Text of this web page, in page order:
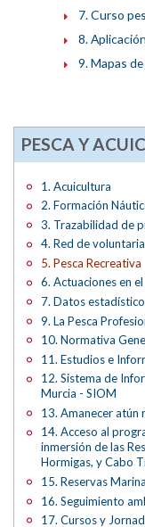
7. Curso
8.
9. Mapas
PESCA Y
1. Acuicultura
2. Formación
3. Trazabilidad de
4. Red de
5. Pesca Recreativa
6. Actuaciones en
7. Datos
9. La Pesca
10. Normativa
11. Estudios e
12. Sistema de
Murcia - SIOM
13. Amanecer atún
14. Acceso al
inmersión de las
Hormigas, y Cabo
15. Reservas
16. Seguimiento
17. Cursos y